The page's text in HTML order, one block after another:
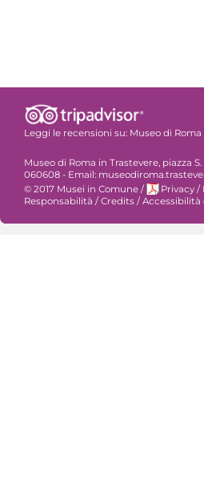
Leggi le recensioni su: Museo di
Museo di Roma in Trastevere, piazza S.
060608 - Email:
© 2017 Musei in Comune / Privacy /
Responsabilità / Credits / Accessibilità